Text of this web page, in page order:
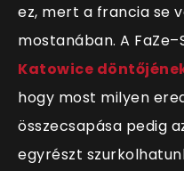
ez, mert a francia se
mostanában. A
Katowice
hogy most milyen
összecsapása pedig
egyrészt